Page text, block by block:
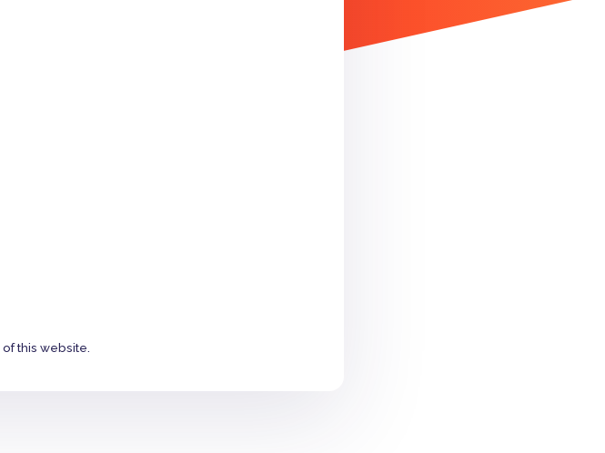
of this website.